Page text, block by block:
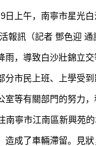
上午，南寧市星光白
訊（記者 鄧色迎 通
雨，導致白沙壯錦立
分市民上班、上學受
室等有關部門的努力
寧市江南區新興苑的
造成了車輛滯留。見